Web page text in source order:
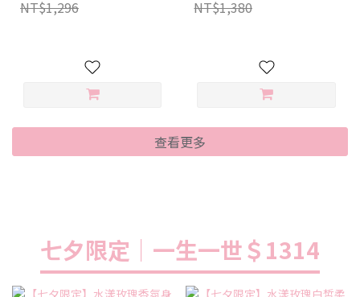
NT$1,296 NT$1,380
查看更多
七夕限定｜一生一世＄1314